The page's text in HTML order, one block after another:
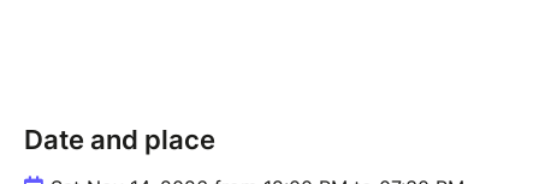
Pour le repas, vous aurez 5 bouteilles de vin (au
Date and place